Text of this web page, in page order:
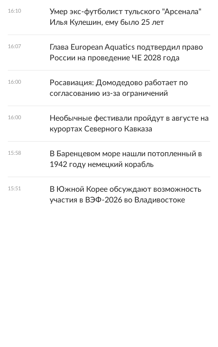
16:10
Умер экс-футболист тульского "Арсенала"
Илья Кулешин, ему было 25 лет
16:07
Глава European Aquatics подтвердил право
России на проведение ЧЕ 2028 года
16:00
Росавиация: Домодедово работает по
согласованию из-за ограничений
16:00
Необычные фестивали пройдут в августе на
курортах Северного Кавказа
15:58
В Баренцевом море нашли потопленный в
1942 году немецкий корабль
15:51
В Южной Корее обсуждают возможность
участия в ВЭФ-2026 во Владивостоке